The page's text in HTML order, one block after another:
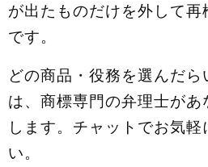
が出たものだけを外して
です。
どの商品・役務を選んだら
は、商標専門の弁理士があ
します。チャットでお気軽
い。